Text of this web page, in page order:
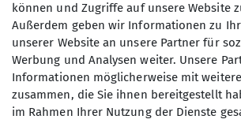
können und Zugriffe auf unsere Website
Außerdem geben wir Informationen zu
unserer Website an unsere Partner für
Werbung und Analysen weiter. Unsere
Informationen möglicherweise mit
zusammen, die Sie ihnen bereitgestellt
im Rahmen Ihrer Nutzung der Dienste